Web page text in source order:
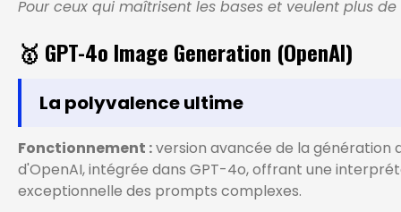
Pour ceux qui maîtrisent les bases et veulent plus
🥇 GPT-4o Image Generation (OpenAI)
La polyvalence ultime
Fonctionnement :version avancée de la génération
d'OpenAI, intégrée dans GPT-4o, offrant une
exceptionnelle des prompts complexes.